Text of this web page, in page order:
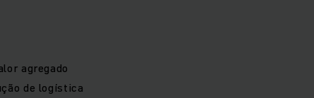
agregado
de logística